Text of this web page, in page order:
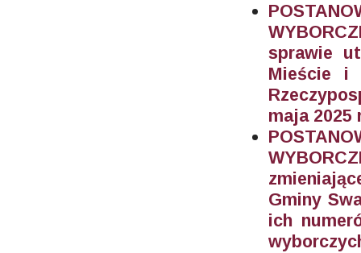
sprawie
Mieście i
maja 2025
Gminy
ich